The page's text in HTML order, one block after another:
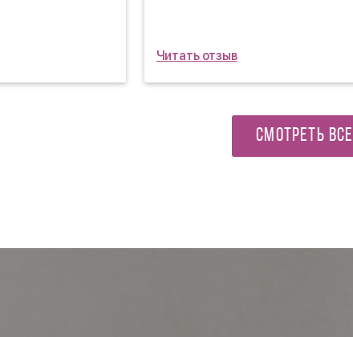
Читать отзыв
СМОТРЕТЬ ВСЕ